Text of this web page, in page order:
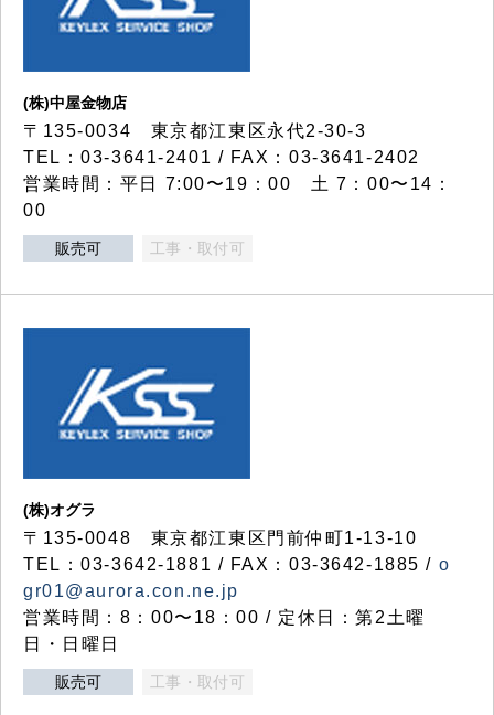
(株)中屋金物店
〒135-0034 東京都江東区永代2-30-3
TEL：03-3641-2401 / FAX：03-3641-2402
営業時間：平日 7:00〜19：00 土 7：00〜14：
00
販売可 工事・取付可
(株)オグラ
〒135-0048 東京都江東区門前仲町1-13-10
TEL：03-3642-1881 / FAX：03-3642-1885 / o
gr01@aurora.con.ne.jp
営業時間：8：00〜18：00 / 定休日：第2土曜
日・日曜日
販売可 工事・取付可